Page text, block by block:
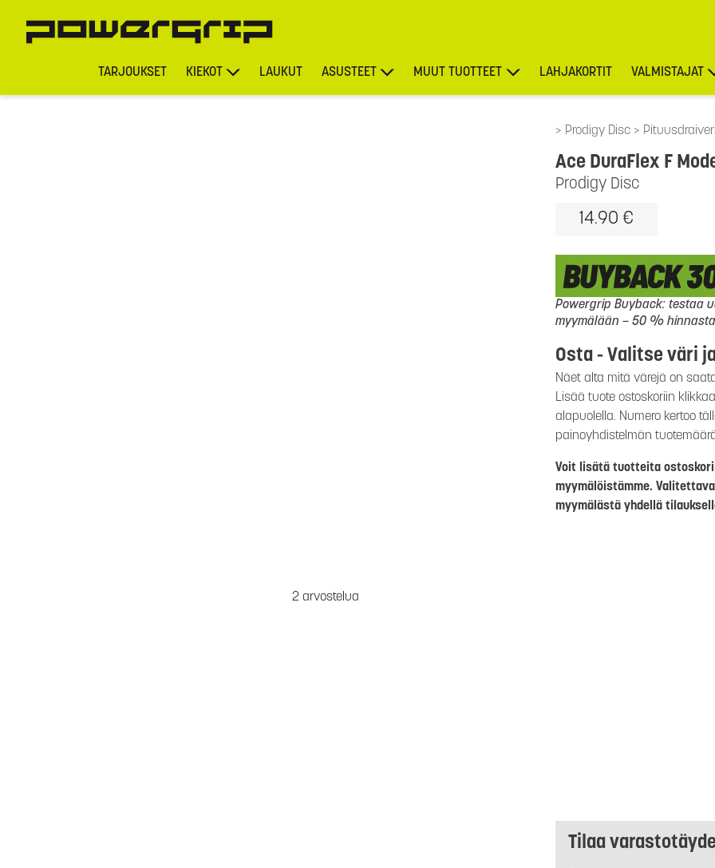
TARJOUKSET KIEKOT LAUKUT ASUSTEET MUUT TUOTTEET LAHJAKORTIT VALMISTAJAT
Prodigy Disc
2 arvostelua
Prodigy Disc
Ace DuraFlex F
14.90 €
Powergrip Buyback: testaa
myymälään – 50 %
Osta - Valitse väri
Näet alta mitä värejä on
Lisää tuote ostoskoriin
alapuolella. Numero kertoo
painoyhdistelmän
Voit lisätä tuotteita
myymälöistämme.
myymälästä yhdellä
Tilaa